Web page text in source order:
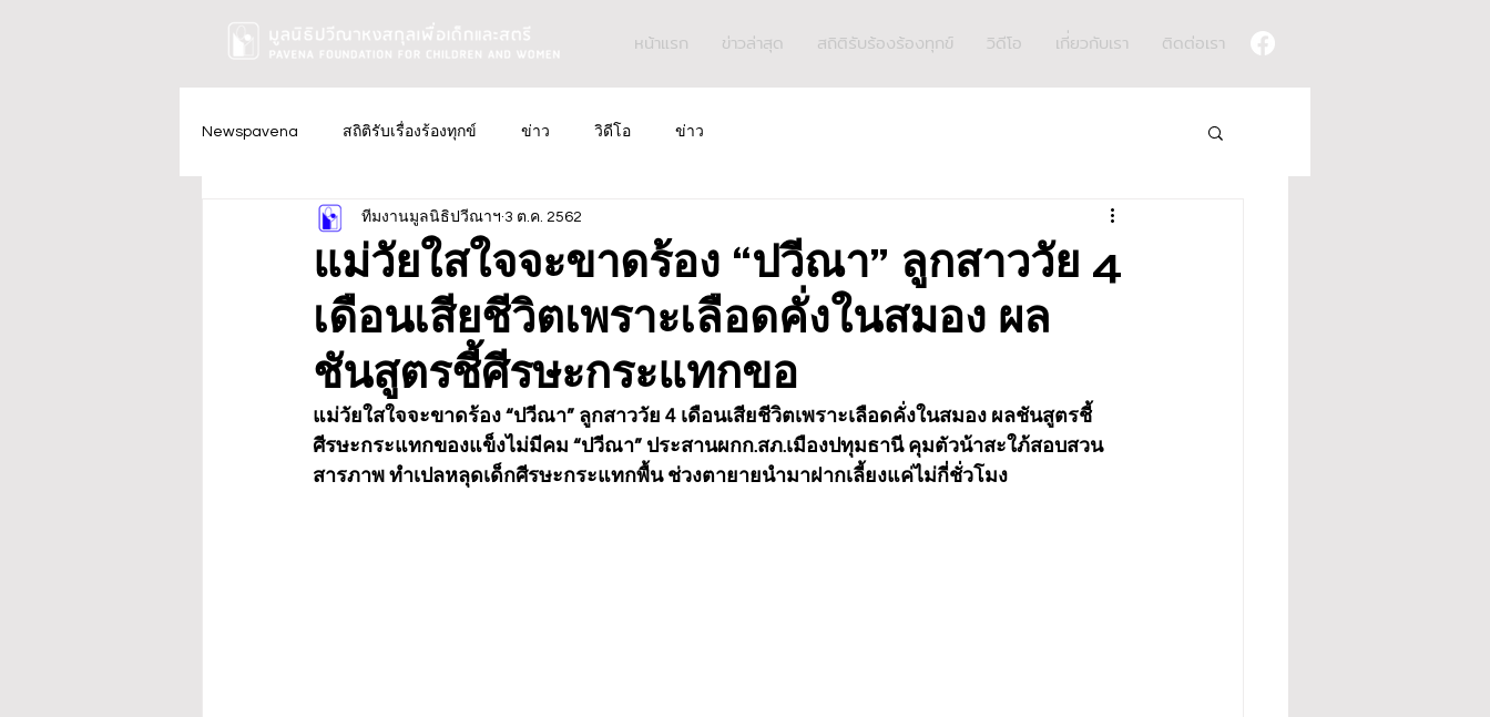
หน้าแรก ข่าวล่าสุด สถิติรับร้องร้องทุกข์ วิดีโอ เกี่ยวกับเรา ติดต่อเรา
Newspavena สถิติรับเรื่องร้องทุกข์ ข่าว วิดีโอ ข่าว
แม่วัยใสใจจะขาดร้อง “ปวีณา” ลูกสาววัย 4
เดือนเสียชีวิตเพราะเลือดคั่งในสมอง ผล
ชันสูตรชี้ศีรษะกระแทกขอ
ทีมงานมูลนิธิปวีณาฯ 3 ต.ค. 2562
แม่วัยใสใจจะขาดร้อง “ปวีณา” ลูกสาววัย 4 เดือนเสียชีวิตเพราะเลือดคั่งในสมอง ผลชันสูตรชี้
ศีรษะกระแทกของแข็งไม่มีคม “ปวีณา” ประสานผกก.สภ.เมืองปทุมธานี คุมตัวน้าสะใภ้สอบสวน
สารภาพ ทำเปลหลุดเด็กศีรษะกระแทกพื้น ช่วงตายายนำมาฝากเลี้ยงแค่ไม่กี่ชั่วโมง